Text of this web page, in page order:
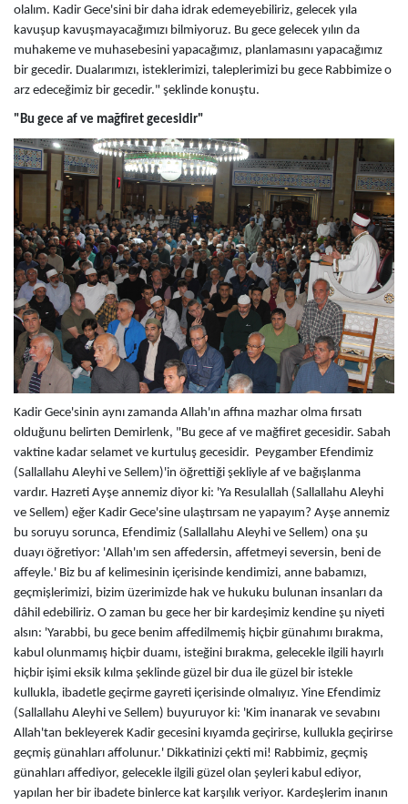
olalım. Kadir Gece'sini bir daha idrak edemeyebiliriz, gelecek yıla
kavuşup kavuşmayacağımızı bilmiyoruz. Bu gece gelecek yılın da
muhakeme ve muhasebesini yapacağımız, planlamasını yapacağımız
bir gecedir. Dualarımızı, isteklerimizi, taleplerimizi bu gece Rabbimize o
arz edeceğimiz bir gecedir." şeklinde konuştu.
"Bu gece af ve mağfiret gecesidir"
Kadir Gece'sinin aynı zamanda Allah'ın affına mazhar olma fırsatı
olduğunu belirten Demirlenk, "Bu gece af ve mağfiret gecesidir. Sabah
vaktine kadar selamet ve kurtuluş gecesidir. Peygamber Efendimiz
(Sallallahu Aleyhi ve Sellem)'in öğrettiği şekliyle af ve bağışlanma
vardır. Hazreti Ayşe annemiz diyor ki: 'Ya Resulallah (Sallallahu Aleyhi
ve Sellem) eğer Kadir Gece'sine ulaştırsam ne yapayım? Ayşe annemiz
bu soruyu sorunca, Efendimiz (Sallallahu Aleyhi ve Sellem) ona şu
duayı öğretiyor: 'Allah'ım sen affedersin, affetmeyi seversin, beni de
affeyle.' Biz bu af kelimesinin içerisinde kendimizi, anne babamızı,
geçmişlerimizi, bizim üzerimizde hak ve hukuku bulunan insanları da
dâhil edebiliriz. O zaman bu gece her bir kardeşimiz kendine şu niyeti
alsın: 'Yarabbi, bu gece benim affedilmemiş hiçbir günahımı bırakma,
kabul olunmamış hiçbir duamı, isteğini bırakma, gelecekle ilgili hayırlı
hiçbir işimi eksik kılma şeklinde güzel bir dua ile güzel bir istekle
kullukla, ibadetle geçirme gayreti içerisinde olmalıyız. Yine Efendimiz
(Sallallahu Aleyhi ve Sellem) buyuruyor ki: 'Kim inanarak ve sevabını
Allah'tan bekleyerek Kadir gecesini kıyamda geçirirse, kullukla geçirirse
geçmiş günahları affolunur.' Dikkatinizi çekti mi! Rabbimiz, geçmiş
günahları affediyor, gelecekle ilgili güzel olan şeyleri kabul ediyor,
yapılan her bir ibadete binlerce kat karşılık veriyor. Kardeşlerim inanın